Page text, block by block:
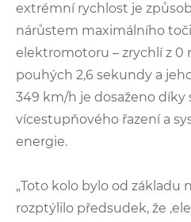
extrémní rychlost je
nárůstem maximálního
elektromotoru – zrychlí z 0
pouhých 2,6 sekundy a
349 km/h je dosaženo díky
vícestupňového řazení a
energie.
„Toto kolo bylo od základu
rozptýlilo předsudek, že